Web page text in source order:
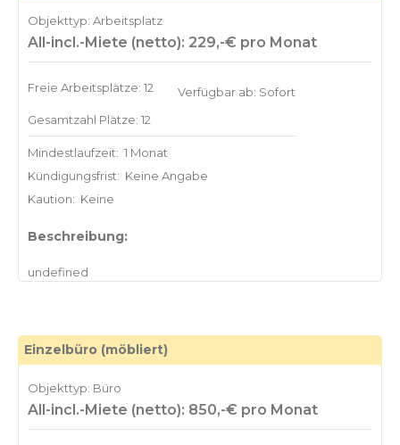
Objekttyp: Arbeitsplatz
All-incl.-Miete (netto): 229,-€ pro Monat
Freie Arbeitsplätze: 12
Gesamtzahl Plätze: 12
Verfügbar ab: Sofort
Mindestlaufzeit: 1 Monat
Kündigungsfrist: Keine Angabe
Kaution: Keine
Beschreibung:
Einzelbüro (möbliert)
Objekttyp: Büro
All-incl.-Miete (netto): 850,-€ pro Monat